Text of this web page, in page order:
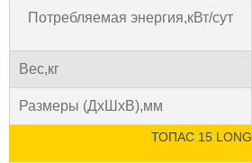
Потребляемая энергия,кВт/сут
Вес,кг
Размеры (ДхШхВ),мм
ТОПАС 15 LONG